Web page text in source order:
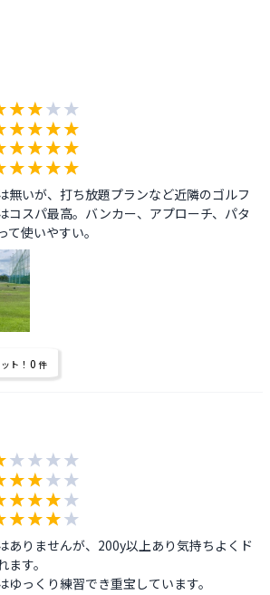
無いが、打ち放題プランなど近隣のゴルフ
コスパ最高。バンカー、アプローチ、パタ
て使いやすい。
ト！ 0 件
ありませんが、200y以上あり気持ちよくド
す。
ゆっくり練習でき重宝しています。